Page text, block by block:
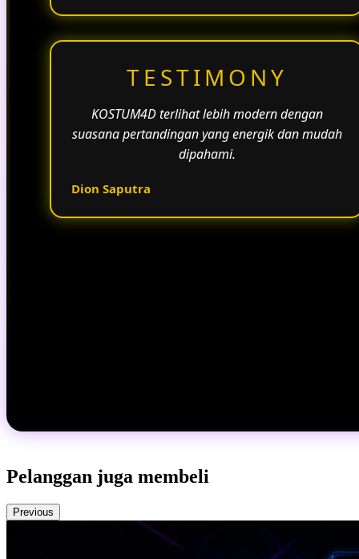
TESTIMONY
KOSTUM4D terlihat lebih modern dengan
suasana pertandingan yang energik dan mudah
dipahami.
Dion Saputra
Pelanggan juga membeli
Previous